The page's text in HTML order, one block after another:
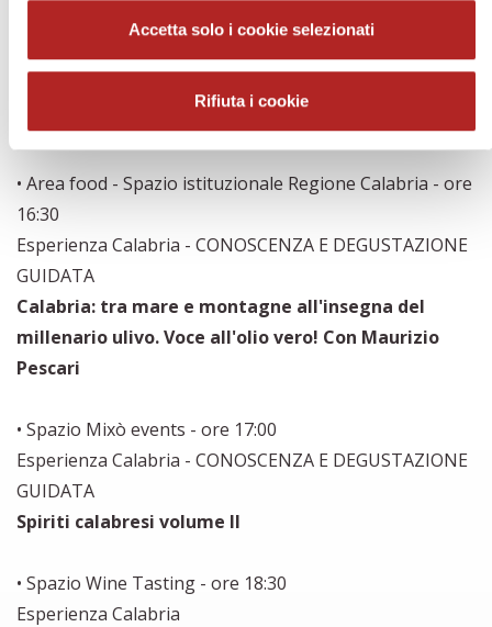
Accetta solo i cookie selezionati
Rifiuta i cookie
piccantezza si incontrano...mai senza! Con
Giancarlo Suriano cuoco pop autore di Io e il
peperoncino e la partecipazione straordinaria di
• Area food - Spazio istituzionale Regione Calabria - ore
16:30
Esperienza Calabria - CONOSCENZA E DEGUSTAZIONE
GUIDATA
Calabria: tra mare e montagne all'insegna del
millenario ulivo. Voce all'olio vero! Con Maurizio
Pescari
• Spazio Mixò events - ore 17:00
Esperienza Calabria - CONOSCENZA E DEGUSTAZIONE
GUIDATA
Spiriti calabresi volume II
• Spazio Wine Tasting - ore 18:30
Esperienza Calabria